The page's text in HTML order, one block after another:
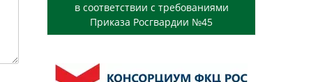
в соответствии с требованиями
Приказа Росгвардии №45